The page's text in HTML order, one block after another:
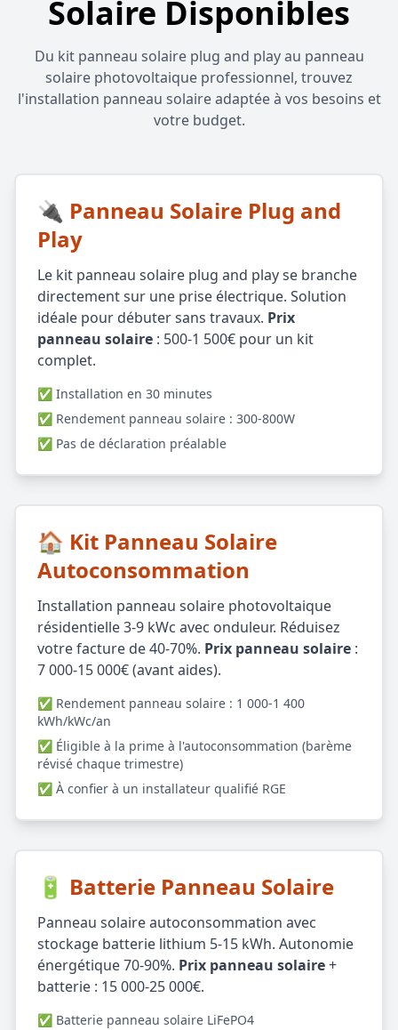
Solaire Disponibles
Du kit panneau solaire plug and play au panneau
solaire photovoltaique professionnel, trouvez
l'installation panneau solaire adaptée à vos besoins et
votre budget.
🔌 Panneau Solaire Plug and
Play
Le kit panneau solaire plug and play se branche
directement sur une prise électrique. Solution
idéale pour débuter sans travaux. Prix
panneau solaire : 500-1 500€ pour un kit
complet.
✅ Installation en 30 minutes
✅ Rendement panneau solaire : 300-800W
✅ Pas de déclaration préalable
🏠 Kit Panneau Solaire
Autoconsommation
Installation panneau solaire photovoltaique
résidentielle 3-9 kWc avec onduleur. Réduisez
votre facture de 40-70%. Prix panneau solaire :
7 000-15 000€ (avant aides).
✅ Rendement panneau solaire : 1 000-1 400
kWh/kWc/an
✅ Éligible à la prime à l'autoconsommation (barème
révisé chaque trimestre)
✅ À confier à un installateur qualifié RGE
🔋 Batterie Panneau Solaire
Panneau solaire autoconsommation avec
stockage batterie lithium 5-15 kWh. Autonomie
énergétique 70-90%. Prix panneau solaire+
batterie : 15 000-25 000€.
✅ Batterie panneau solaire LiFePO4